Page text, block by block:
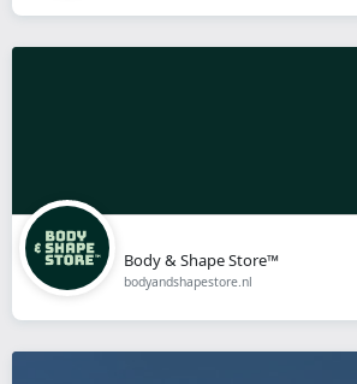
Body & Shape Store™
bodyandshapestore.nl